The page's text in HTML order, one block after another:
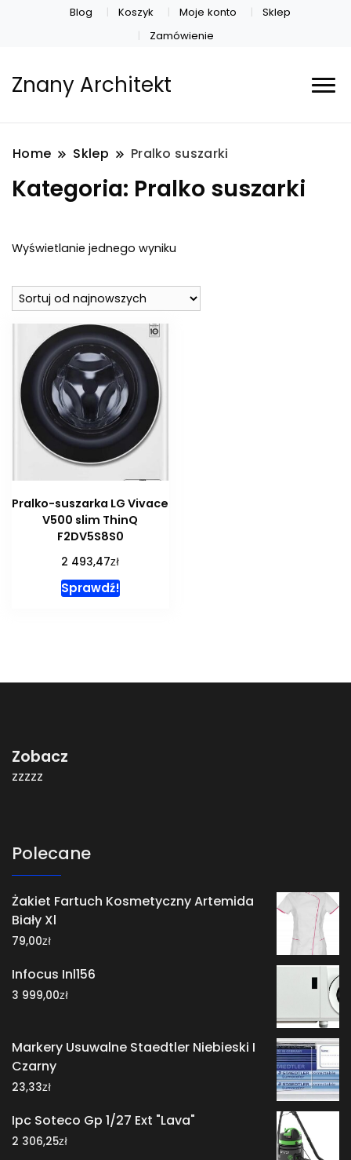
Blog Koszyk Moje konto
Sklep
Zamówienie
Znany Architekt
Home Sklep Pralko suszarki
Kategoria: Pralko suszarki
Wyświetlanie jednego wyniku
Pralko-suszarka LG Vivace
V500 slim ThinQ
F2DV5S8S0
2 493,47zł
Sprawdź!
Zobacz
zzzzz
Polecane
Żakiet Fartuch Kosmetyczny Artemida
Biały Xl
79,00zł
Infocus Inl156
3 999,00zł
Markery Usuwalne Staedtler Niebieski I
Czarny
23,33zł
Ipc Soteco Gp 1/27 Ext "Lava"
2 306,25zł